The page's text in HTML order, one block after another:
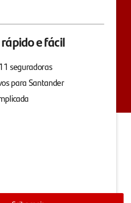
e fácil
seguradoras
para Santander